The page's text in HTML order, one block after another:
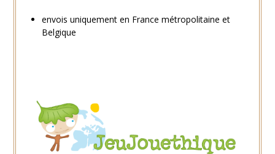
envois uniquement en France métropolitaine et
Belgique